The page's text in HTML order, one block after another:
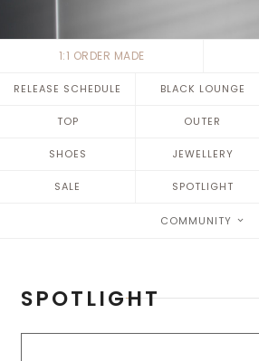
1:1 ORDER MADE
RELEASE SCHEDULE BLACK LOUNGE
TOP OUTER
SHOES JEWELLERY
SALE SPOTLIGHT
COMMUNITY
SPOTLIGHT